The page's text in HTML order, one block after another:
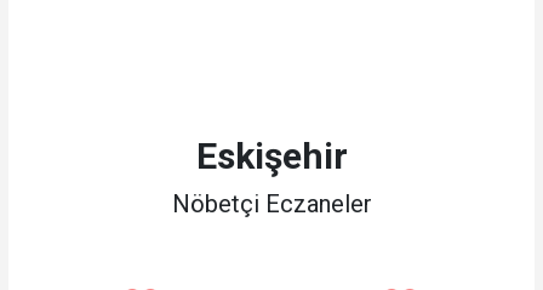
Eskişehir
Nöbetçi Eczaneler